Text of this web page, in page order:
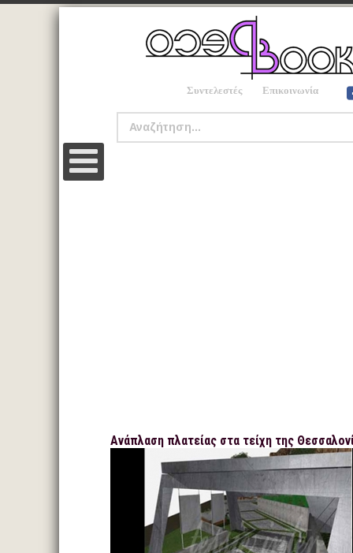
Συντελεστές Επικοινωνία
Ανάπλαση πλατείας στα τείχη της